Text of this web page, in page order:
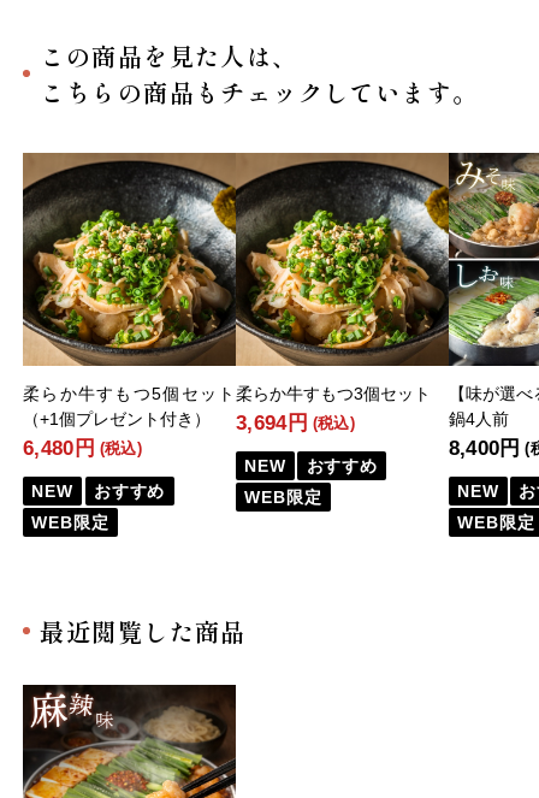
この商品を見た人は、
こちらの商品もチェックしています。
柔らか牛すもつ5個セット
（+1個プレゼント付き）
6,480円 (税込)
NEW
おすすめ
WEB限定
柔らか牛すもつ3個セット
3,694円 (税込)
NEW
おすすめ
WEB限定
【味が選
鍋4人前
8,400円 (
NEW
WEB限定
最近閲覧した商品